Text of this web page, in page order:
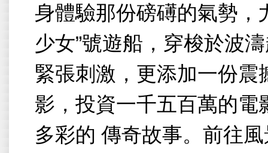
身體驗那份磅礡的氣勢，
少女”號遊船，穿梭於波
緊張刺激，更添加一份震
影，投資一千五百萬的
多彩的 傳奇故事。前往